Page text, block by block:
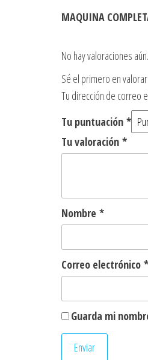
MAQUINA
No hay valoraciones aún.
Sé el primero en valorar
Tu dirección de correo
Tu puntuación *
Tu valoración *
Nombre *
Correo electrónico *
Guarda mi